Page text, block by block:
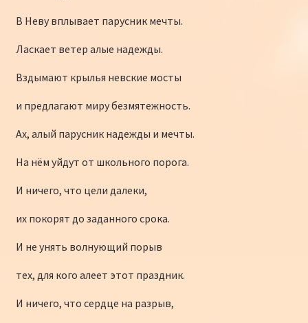
В Неву вплывает парусник мечты.
Ласкает ветер алые надежды.
Вздымают крылья невские мосты
и предлагают миру безмятежность.
Ах, алый парусник надежды и мечты.
На нём уйдут от школьного порога.
И ничего, что цели далеки,
их покорят до заданного срока.
И не унять волнующий порыв
тех, для кого алеет этот праздник.
И ничего, что сердце на разрыв,